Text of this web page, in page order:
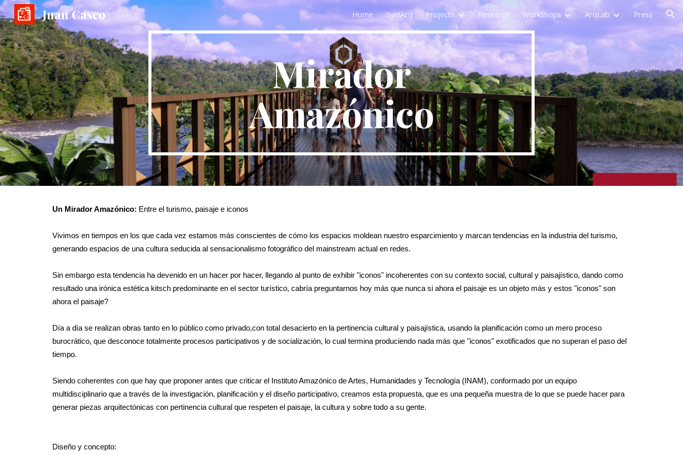
Skip to main content Skip to navigation
Juan Casco Home SymArq Projects Research Workshops ArqLab Press
Mirador
Amazónico
Un Mirador Amazónico: Entre el turismo, paisaje e iconos
Vivimos en tiempos en los que cada vez estamos más conscientes de cómo los espacios moldean nuestro esparcimiento y marcan tendencias en la industria del turismo,
generando espacios de una cultura seducida al sensacionalismo fotográfico del mainstream actual en redes.
Sin embargo esta tendencia ha devenido en un hacer por hacer, llegando al punto de exhibir "iconos" incoherentes con su contexto social, cultural y paisajístico, dando como
resultado una irónica estética kitsch predominante en el sector turístico, cabría preguntarnos hoy más que nunca si ahora el paisaje es un objeto más y estos "iconos" son
ahora el paisaje?
Día a día se realizan obras tanto en lo público como privado,con total desacierto en la pertinencia cultural y paisajística, usando la planificación como un mero proceso
burocrático, que desconoce totalmente procesos participativos y de socialización, lo cual termina produciendo nada más que "iconos" exotificados que no superan el paso del
tiempo.
Siendo coherentes con que hay que proponer antes que criticar el Instituto Amazónico de Artes, Humanidades y Tecnología (INAM), conformado por un equipo
multidisciplinario que a través de la investigación, planificación y el diseño participativo, creamos esta propuesta, que es una pequeña muestra de lo que se puede hacer para
generar piezas arquitectónicas con pertinencia cultural que respeten el paisaje, la cultura y sobre todo a su gente.
Diseño y concepto: